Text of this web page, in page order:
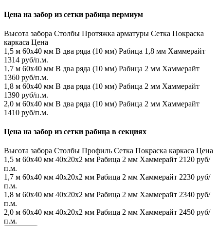
Цена на забор из сетки рабица пермиум
Высота забора Столбы Протяжка арматуры Сетка Покраска
каркаса Цена
1,5 м 60х40 мм В два ряда (10 мм) Рабица 1,8 мм Хаммерайт
1314 руб/п.м.
1,7 м 60х40 мм В два ряда (10 мм) Рабица 2 мм Хаммерайт
1360 руб/п.м.
1,8 м 60х40 мм В два ряда (10 мм) Рабица 2 мм Хаммерайт
1390 руб/п.м.
2,0 м 60х40 мм В два ряда (10 мм) Рабица 2 мм Хаммерайт
1410 руб/п.м.
Цена на забор из сетки рабица в секциях
Высота забора Столбы Профиль Сетка Покраска каркаса Цена
1,5 м 60х40 мм 40х20х2 мм Рабица 2 мм Хаммерайт 2120 руб/
п.м.
1,7 м 60х40 мм 40х20х2 мм Рабица 2 мм Хаммерайт 2230 руб/
п.м.
1,8 м 60х40 мм 40х20х2 мм Рабица 2 мм Хаммерайт 2340 руб/
п.м.
2,0 м 60х40 мм 40х20х2 мм Рабица 2 мм Хаммерайт 2450 руб/
п.м.